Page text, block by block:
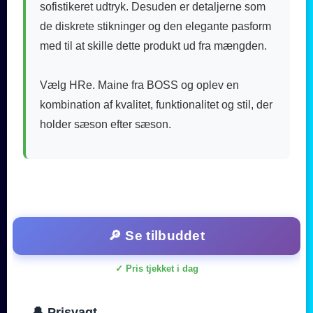
sofistikeret udtryk. Desuden er detaljerne som
de diskrete stikninger og den elegante pasform
med til at skille dette produkt ud fra mængden.
Vælg HRe. Maine fra BOSS og oplev en
kombination af kvalitet, funktionalitet og stil, der
holder sæson efter sæson.
🔎 Se tilbuddet
✓ Pris tjekket i dag